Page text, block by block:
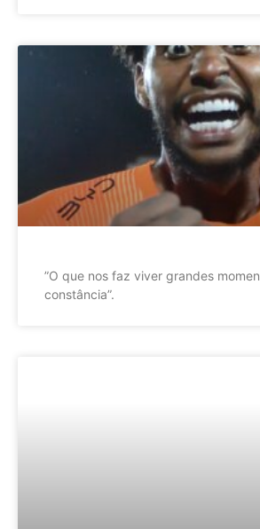
”O que nos faz viver grandes
constância”.